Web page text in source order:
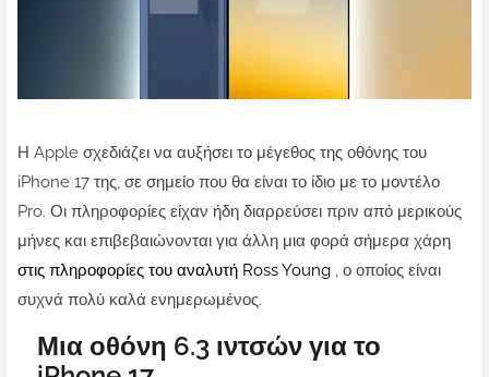
Η Apple σχεδιάζει να αυξήσει το μέγεθος της οθόνης του
iPhone 17 της, σε σημείο που θα είναι το ίδιο με το μοντέλο
Pro. Οι πληροφορίες είχαν ήδη διαρρεύσει πριν από μερικούς
μήνες και επιβεβαιώνονται για άλλη μια φορά σήμερα χάρη
στις πληροφορίες του αναλυτή Ross Young , ο οποίος είναι
συχνά πολύ καλά ενημερωμένος.
Μια οθόνη 6.3 ιντσών για το